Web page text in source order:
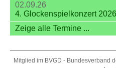
02.09.26
4. Glockenspielkonzert 2026
Zeige alle Termine ...
Mitglied im BVGD - Bundesverband